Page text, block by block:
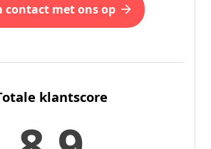
contact met ons op
klantscore